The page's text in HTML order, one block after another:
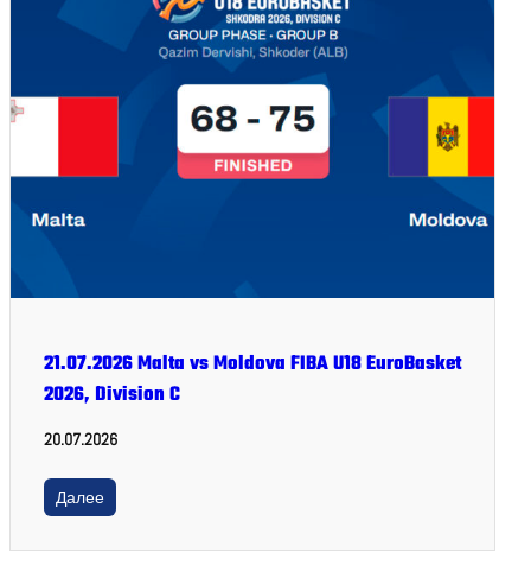
21.07.2026 Malta vs Moldova FIBA U18 EuroBasket
2026, Division C
20.07.2026
Далее